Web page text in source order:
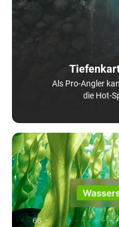
Als Pro-Angler
die Hot-